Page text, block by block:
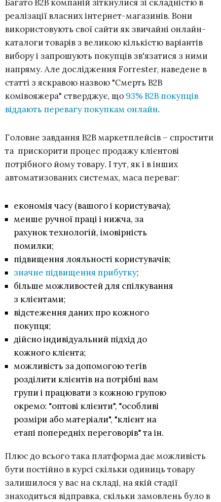
Багато B2B компаній зіткнулися зі складністю в
реалізації власних інтернет-магазинів. Вони
використовують свої сайти як звичайні онлайн-
каталоги товарів з великою кількістю варіантів
вибору і запрошують покупців зв'язатися з ними
напряму. Але дослідження Forrester, наведене в
статті з яскравою назвою "Смерть B2B
комівояжера" стверджує, що 93% B2B покупців
віддають перевагу покупкам онлайн.
Головне завдання B2B маркетплейсів – спростити
та прискорити процес продажу клієнтові
потрібного йому товару. І тут, як і в інших
автоматизованих системах, маса переваг:
економія часу (вашого і користувача);
менше ручної праці і нижча, за
рахунок технологій, імовірність
помилки;
підвищення лояльності користувачів;
значне підвищення прибутку;
більше можливостей для спілкування
з клієнтами;
відстеження даних про кожного
покупця;
дійсно індивідуальний підхід до
кожного клієнта;
можливість за допомогою тегів
розділити клієнтів на потрібні вам
групи і працювати з кожною групою
окремо: "оптові клієнти", "особливі
розміри або матеріали", "клієнт на
етапі попередніх переговорів" та ін.
Плюс до всього така платформа дає можливість
бути постійно в курсі скільки одиниць товару
залишилося у вас на складі, на якій стадії
знаходиться відправка, скільки замовлень було в